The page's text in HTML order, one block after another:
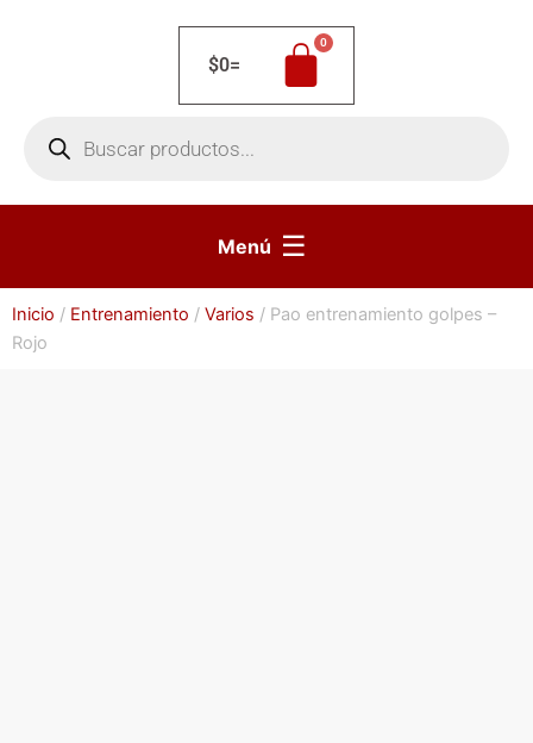
$0=
productos
Menú ☰
Inicio / Entrenamiento / Varios / Pao entrenamiento golpes –
Rojo